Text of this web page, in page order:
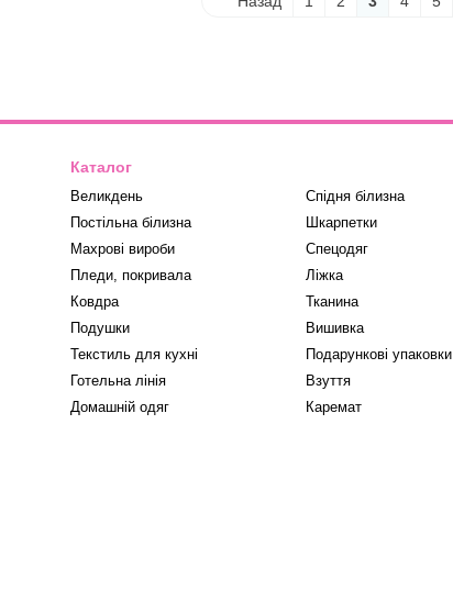
Каталог
Великдень
Постільна білизна
Махрові вироби
Пледи, покривала
Ковдра
Подушки
Текстиль для кухні
Готельна лінія
Домашній одяг
Спідня білизна
Шкарпетки
Спецодяг
Ліжка
Тканина
Вишивка
Подарункові упаковки
Взуття
Каремат